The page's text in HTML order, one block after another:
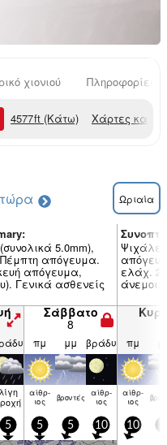
χιονιού Πληροφορίες
4577ft (Κάτω) Χάρτες
τώρα Ωριαία
5.0mm),
απόγευμα.
απόγευμα,
Γενικά ασθενείς
ελάχ.
άνεμοι.
Σάββατο
8
πμ μμ βράδυ πμ
λίγη αίθρ­
ιος βρον­τές αίθρ­
ιος
αίθρ­
ιος
5 5 5 10 10